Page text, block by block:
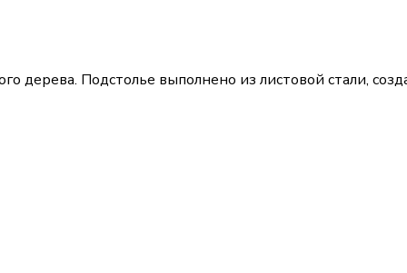
дерева. Подстолье выполнено из листовой стали,